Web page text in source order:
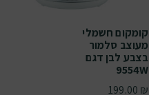
קומקום חשמלי
מעוצב סלמור
בצבע לבן דגם
9554W
199.00 ₪